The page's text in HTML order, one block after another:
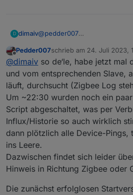
D dimaiv@pedder007
stand...
Offline
Pedder007schrieb am 24. Juli 2023,
zuletzt editiert von
@dimaiv so de‘le, habe jetzt mal
und vom entsprechenden Slave,
läuft, durchsucht (Zigbee Log
Um ~22:30 wurden noch ein
Script abgeschaltet, was per
Influx/Historie so auch wirklich
dann plötzlich alle Device-Pings,
ins Leere.
Dazwischen findet sich leider
Hinweis in Richtung Zigbee oder
Die zunächst erfolglosen